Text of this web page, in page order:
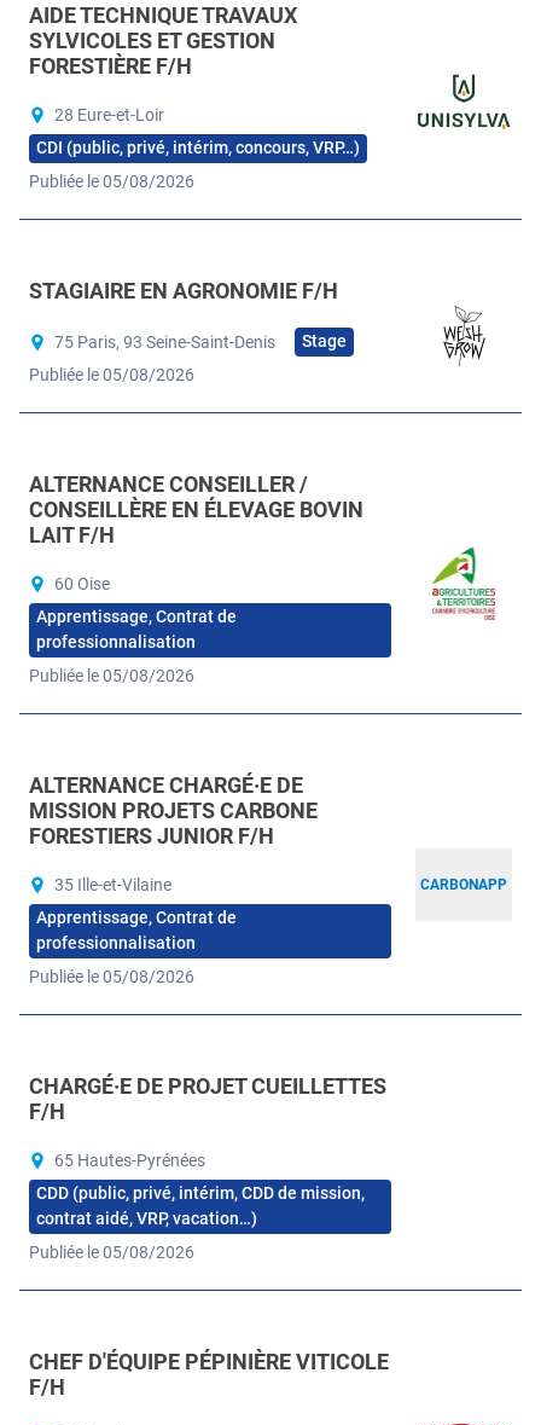
AIDE TECHNIQUE TRAVAUX
SYLVICOLES ET GESTION
FORESTIÈRE F/H
28 Eure-et-Loir
CDI (public, privé, intérim, concours, VRP…)
Publiée le 05/08/2026
STAGIAIRE EN AGRONOMIE F/H
75 Paris, 93 Seine-Saint-Denis
Stage
Publiée le 05/08/2026
ALTERNANCE CONSEILLER /
CONSEILLÈRE EN ÉLEVAGE BOVIN
LAIT F/H
60 Oise
Apprentissage, Contrat de
professionnalisation
Publiée le 05/08/2026
CARBONAPP
ALTERNANCE CHARGÉ·E DE
MISSION PROJETS CARBONE
FORESTIERS JUNIOR F/H
35 Ille-et-Vilaine
Apprentissage, Contrat de
professionnalisation
Publiée le 05/08/2026
CHARGÉ·E DE PROJET CUEILLETTES
F/H
65 Hautes-Pyrénées
CDD (public, privé, intérim, CDD de mission,
contrat aidé, VRP, vacation…)
Publiée le 05/08/2026
CHEF D'ÉQUIPE PÉPINIÈRE VITICOLE
F/H